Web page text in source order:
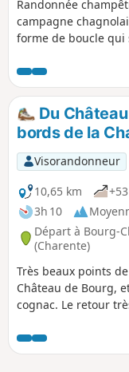
Randonnée
campagne
forme de boucle qui
de la visiter, pour
Nancrevant à
arrêter.Du
bords de la
Visorandonneur
10,65 km
3h 10
Départ à Bourg-
(Charente)
Très beaux points
Château de Bourg,
cognac. Le retour